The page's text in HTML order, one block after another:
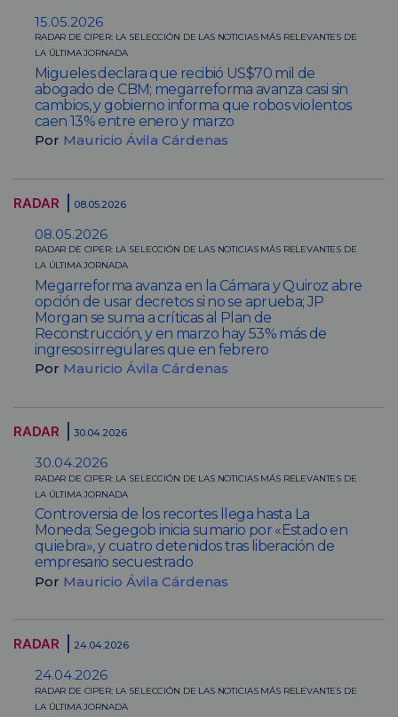
15.05.2026
RADAR DE CIPER: LA SELECCIÓN DE LAS NOTICIAS MÁS RELEVANTES DE
LA ÚLTIMA JORNADA
Migueles declara que recibió US$70 mil de
abogado de CBM; megarreforma avanza casi sin
cambios, y gobierno informa que robos violentos
caen 13% entre enero y marzo
Por Mauricio Ávila Cárdenas
RADAR 08.05.2026
08.05.2026
RADAR DE CIPER: LA SELECCIÓN DE LAS NOTICIAS MÁS RELEVANTES DE
LA ÚLTIMA JORNADA
Megarreforma avanza en la Cámara y Quiroz abre
opción de usar decretos si no se aprueba; JP
Morgan se suma a críticas al Plan de
Reconstrucción, y en marzo hay 53% más de
ingresos irregulares que en febrero
Por Mauricio Ávila Cárdenas
RADAR 30.04.2026
30.04.2026
RADAR DE CIPER: LA SELECCIÓN DE LAS NOTICIAS MÁS RELEVANTES DE
LA ÚLTIMA JORNADA
Controversia de los recortes llega hasta La
Moneda; Segegob inicia sumario por «Estado en
quiebra», y cuatro detenidos tras liberación de
empresario secuestrado
Por Mauricio Ávila Cárdenas
RADAR 24.04.2026
24.04.2026
RADAR DE CIPER: LA SELECCIÓN DE LAS NOTICIAS MÁS RELEVANTES DE
LA ÚLTIMA JORNADA